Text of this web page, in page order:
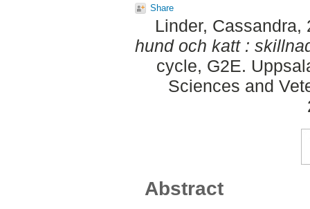
Share
Linder, Cassandra,
hund och katt :
cycle, G2E.
Sciences and
Abstract